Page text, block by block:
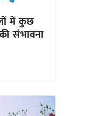
में कुछ
संभावना